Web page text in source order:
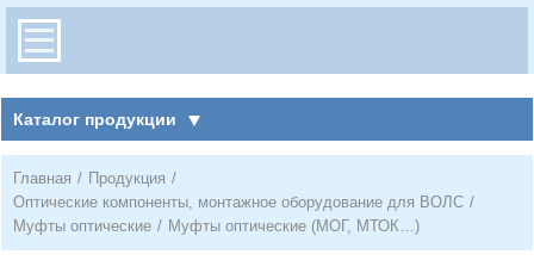
Каталог продукции
Главная / Продукция /
Оптические компоненты, монтажное оборудование для ВОЛС /
Муфты оптические / Муфты оптические (МОГ, МТОК…)